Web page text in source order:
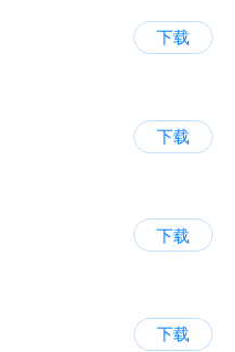
下载
下载
下载
下载